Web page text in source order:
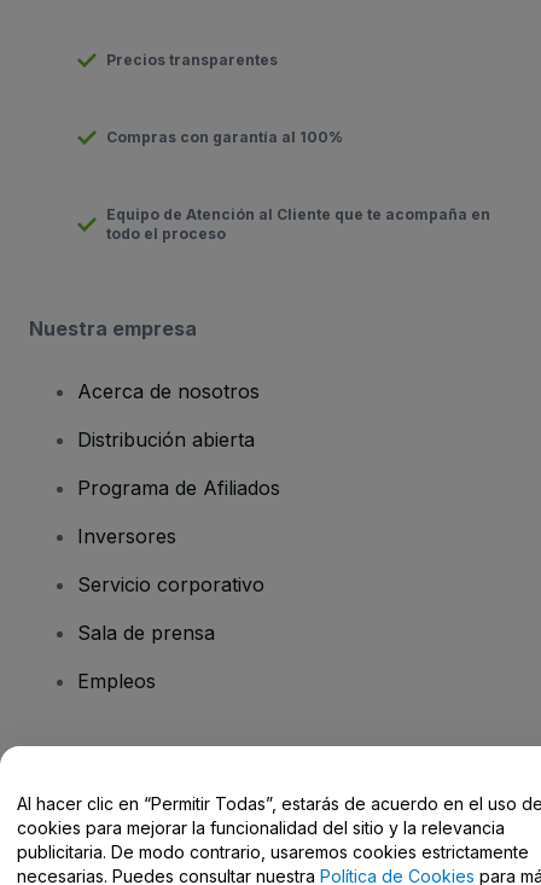
Precios transparentes
Compras con garantía al 100%
Equipo de Atención al Cliente que te acompaña en
todo el proceso
Nuestra empresa
Acerca de nosotros
Distribución abierta
Programa de Afiliados
Inversores
Servicio corporativo
Sala de prensa
Empleos
Centro de Ayuda / Contacto
Al hacer clic en “Permitir Todas”, estarás de acuerdo en el uso
cookies para mejorar la funcionalidad del sitio y la relevancia
publicitaria. De modo contrario, usaremos cookies estrictamente
necesarias. Puedes consultar nuestra Política de Cookies para